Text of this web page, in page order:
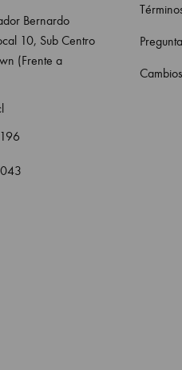
Bernardo
10, Sub Centro
(Frente a